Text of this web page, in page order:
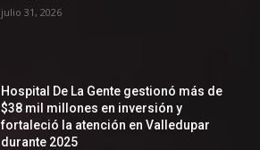
julio 31, 2026
Hospital De La Gente gestionó más de
$38 mil millones en inversión y
fortaleció la atención en Valledupar
durante 2025